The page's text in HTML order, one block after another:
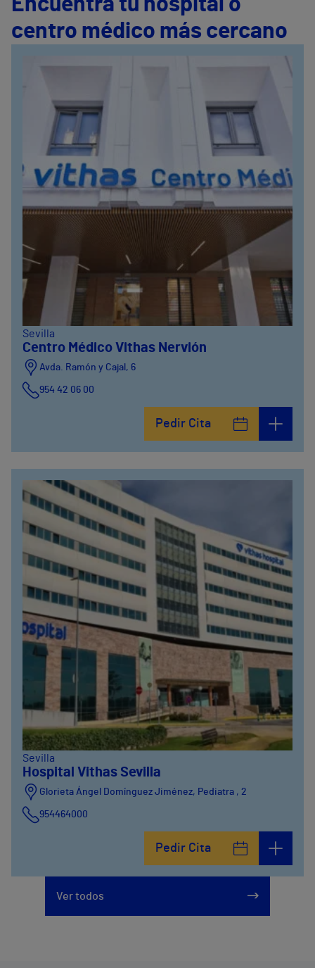
Encuentra tu hospital o
centro médico más cercano
Sevilla
Centro Médico Vithas Nervión
Avda. Ramón y Cajal, 6
954 42 06 00
Pedir Cita
Sevilla
Hospital Vithas Sevilla
Glorieta Ángel Domínguez Jiménez, Pediatra , 2
954464000
Pedir Cita
Ver todos